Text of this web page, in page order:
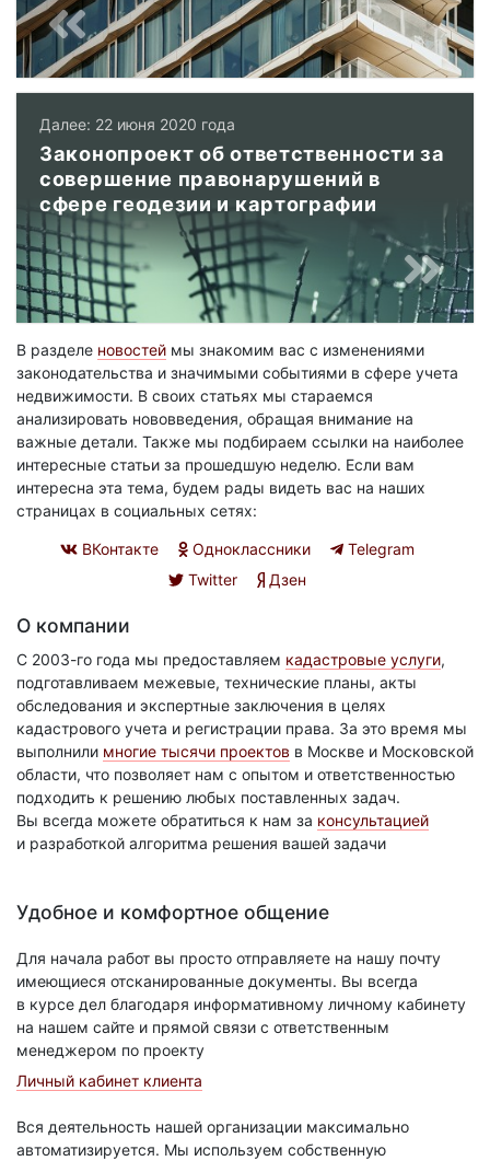
Далее: 22 июня 2020 года
Законопроект об ответственности за
совершение правонарушений в
сфере геодезии и картографии
В разделе новостей мы знакомим вас с изменениями
законодательства и значимыми событиями в сфере учета
недвижимости. В своих статьях мы стараемся
анализировать нововведения, обращая внимание на
важные детали. Также мы подбираем ссылки на наиболее
интересные статьи за прошедшую неделю. Если вам
интересна эта тема, будем рады видеть вас на наших
страницах в социальных сетях:
ВКонтакте Одноклассники
Telegram
Twitter
Дзен
О компании
С 2003-го года мы предоставляем кадастровые услуги,
подготавливаем межевые, технические планы, акты
обследования и экспертные заключения в целях
кадастрового учета и регистрации права. За это время мы
выполнили многие тысячи проектов в Москве и Московской
области, что позволяет нам с опытом и ответственностью
подходить к решению любых поставленных задач.
Вы всегда можете обратиться к нам за консультацией
и разработкой алгоритма решения вашей задачи
Удобное и комфортное общение
Для начала работ вы просто отправляете на нашу почту
имеющиеся отсканированные документы. Вы всегда
в курсе дел благодаря информативному личному кабинету
на нашем сайте и прямой связи с ответственным
менеджером по проекту
Личный кабинет клиента
Вся деятельность нашей организации максимально
автоматизируется. Мы используем собственную